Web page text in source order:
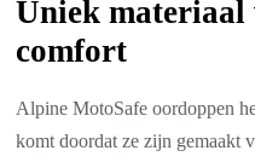
Uniek materiaal
comfort
Alpine MotoSafe oordoppen
komt doordat ze zijn gemaakt